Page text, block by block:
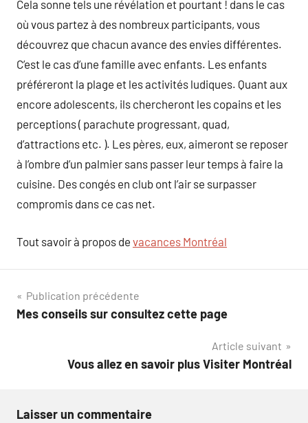
Cela sonne tels une révélation et pourtant ! dans le cas
où vous partez à des nombreux participants, vous
découvrez que chacun avance des envies différentes.
C’est le cas d’une famille avec enfants. Les enfants
préféreront la plage et les activités ludiques. Quant aux
encore adolescents, ils chercheront les copains et les
perceptions ( parachute progressant, quad,
d’attractions etc. ). Les pères, eux, aimeront se reposer
à l’ombre d’un palmier sans passer leur temps à faire la
cuisine. Des congés en club ont l’air se surpasser
compromis dans ce cas net.
Tout savoir à propos de vacances Montréal
Navigation
de
Publication précédente
Mes conseils sur consultez cette page
Article suivant
Vous allez en savoir plus Visiter Montréal
Laisser un commentaire